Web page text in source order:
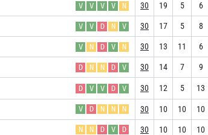
V V V V N 30 19 5 6
V V D N V 30 17 5 8
V N D V N 30 13 11 6
D N N D V 30 14 7 9
D V V D V 30 12 5 13
V D N N N 30 10 10 10
N N D V D 30 10 10 10